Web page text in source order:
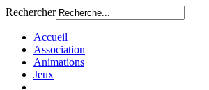
Rechercher
Accueil
Association
Animations
Jeux